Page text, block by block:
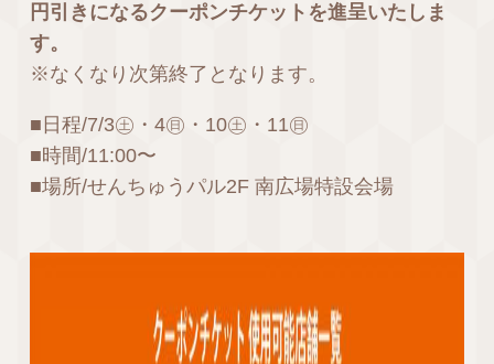
円引きになるクーポンチケットを進呈いたしま
す。
※なくなり次第終了となります。
■日程/7/3㊏・4㊐・10㊏・11㊐
■時間/11:00〜
■場所/せんちゅうパル2F 南広場特設会場